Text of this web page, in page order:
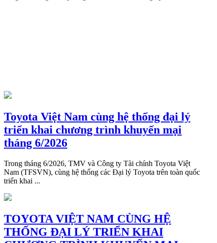
Toyota Việt Nam cùng hệ thống đại lý
triển khai chương trình khuyến mại
tháng 6/2026
Trong tháng 6/2026, TMV và Công ty Tài chính Toyota Việt
Nam (TFSVN), cùng hệ thống các Đại lý Toyota trên toàn quốc
triển khai ...
TOYOTA VIỆT NAM CÙNG HỆ
THỐNG ĐẠI LÝ TRIỂN KHAI